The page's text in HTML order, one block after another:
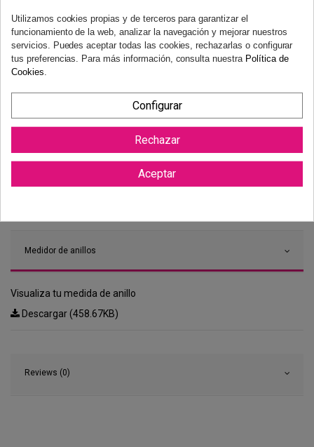
Medidor de anillos
Visualiza tu medida de anillo
Descargar (458.67KB)
Reviews (0)
Utilizamos cookies propias y de terceros para garantizar el
funcionamiento de la web, analizar la navegación y mejorar nuestros
servicios. Puedes aceptar todas las cookies, rechazarlas o configurar
tus preferencias. Para más información, consulta nuestra Política de
Cookies
Configurar
Rechazar
Aceptar